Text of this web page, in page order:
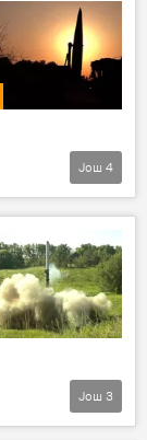
Још 4
Још 3